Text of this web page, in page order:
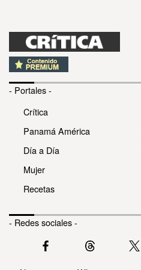
- Portales -
Crítica
Panamá América
Día a Día
Mujer
Recetas
- Redes sociales -